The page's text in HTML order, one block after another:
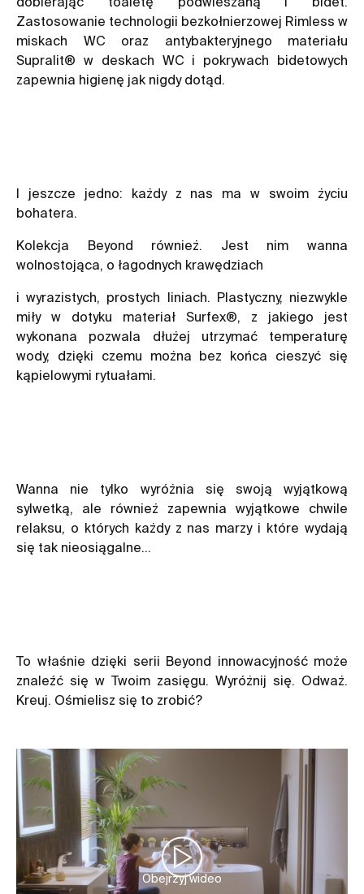
Zastosowanie technologii bezkołnierzowej Rimless w
miskach WC oraz antybakteryjnego materiału
Supralit® w deskach WC i pokrywach bidetowych
zapewnia higienę jak nigdy dotąd.
I jeszcze jedno: każdy z nas ma w swoim życiu
bohatera.
Kolekcja Beyond również. Jest nim wanna
wolnostojąca, o łagodnych krawędziach
i wyrazistych, prostych liniach. Plastyczny, niezwykle
miły w dotyku materiał Surfex®, z jakiego jest
wykonana pozwala dłużej utrzymać temperaturę
wody, dzięki czemu można bez końca cieszyć się
kąpielowymi rytuałami.
Wanna nie tylko wyróżnia się swoją wyjątkową
sylwetką, ale również zapewnia wyjątkowe chwile
relaksu, o których każdy z nas marzy i które wydają
się tak nieosiągalne…
To właśnie dzięki serii Beyond innowacyjność może
znaleźć się w Twoim zasięgu. Wyróżnij się. Odważ.
Kreuj. Ośmielisz się to zrobić?
Obejrzyj wideo